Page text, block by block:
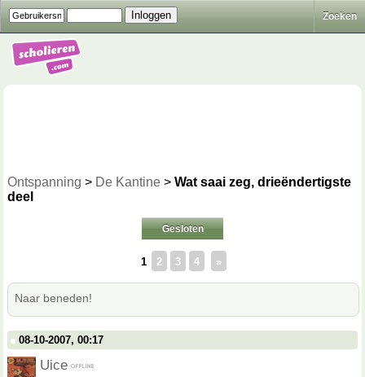
Zoeken
Ontspanning > De Kantine > Wat saai zeg, drieëndertigste
deel
Gesloten
1 2 3 4 »
Naar beneden!
08-10-2007, 00:17
Uice